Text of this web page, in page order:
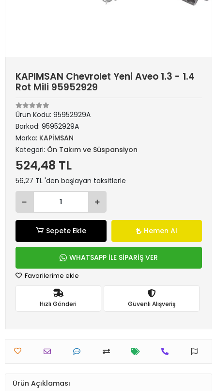
KAPIMSAN Chevrolet Yeni Aveo 1.3 - 1.4
Rot Mili 95952929
Ürün Kodu: 95952929A
Barkod: 95952929A
Marka: KAPİMSAN
Kategori: Ön Takım ve Süspansiyon
524,48 TL
56,27 TL 'den başlayan taksitlerle
Sepete Ekle Hemen Al
WHATSAPP İLE SİPARİŞ VER
Favorilerime ekle
Hızlı Gönderi Güvenli Alışveriş
Ürün Açıklaması